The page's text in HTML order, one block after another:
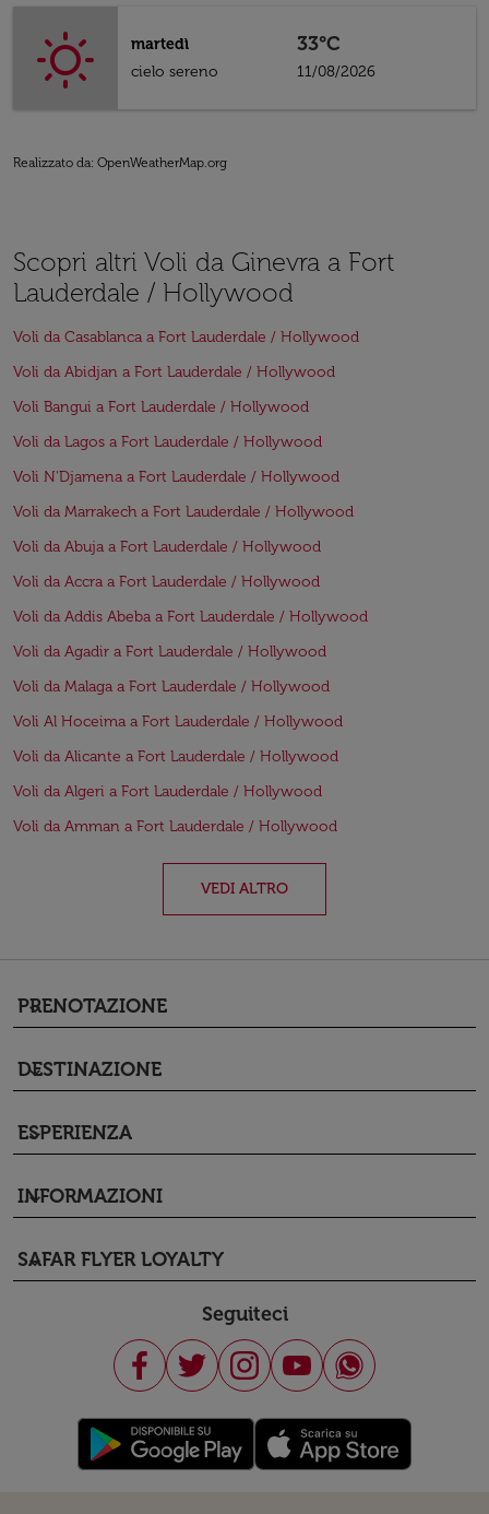
martedì
cielo sereno
33°C
11/08/2026
Realizzato da: OpenWeatherMap.org
Scopri altri Voli da Ginevra a Fort
Lauderdale / Hollywood
Voli da Casablanca a Fort Lauderdale / Hollywood
Voli da Abidjan a Fort Lauderdale / Hollywood
Voli Bangui a Fort Lauderdale / Hollywood
Voli da Lagos a Fort Lauderdale / Hollywood
Voli N'Djamena a Fort Lauderdale / Hollywood
Voli da Marrakech a Fort Lauderdale / Hollywood
Voli da Abuja a Fort Lauderdale / Hollywood
Voli da Accra a Fort Lauderdale / Hollywood
Voli da Addis Abeba a Fort Lauderdale / Hollywood
Voli da Agadir a Fort Lauderdale / Hollywood
Voli da Malaga a Fort Lauderdale / Hollywood
Voli Al Hoceima a Fort Lauderdale / Hollywood
Voli da Alicante a Fort Lauderdale / Hollywood
Voli da Algeri a Fort Lauderdale / Hollywood
Voli da Amman a Fort Lauderdale / Hollywood
VEDI ALTRO
PRENOTAZIONE
keyboard_arrow_down
DESTINAZIONE
keyboard_arrow_down
ESPERIENZA
keyboard_arrow_down
INFORMAZIONI
keyboard_arrow_down
SAFAR FLYER LOYALTY
keyboard_arrow_down
Seguiteci